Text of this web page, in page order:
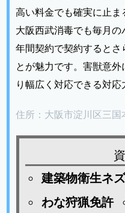
高い料金でも確実に止ま
大阪西武消毒でも毎月の
年間契約で契約するとさ
とが魅力です。害獣意
り幅広く対応できる対応
住所：大阪市淀川区三国
建築物衛生ネ
わな狩猟免許